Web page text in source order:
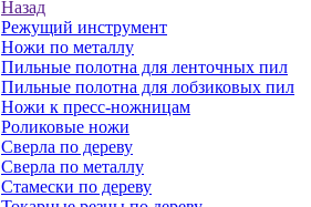
Назад
Режущий инструмент
Ножи по металлу
Пильные полотна для ленточных пил
Пильные полотна для лобзиковых пил
Ножи к пресс-ножницам
Роликовые ножи
Сверла по дереву
Сверла по металлу
Стамески по дереву